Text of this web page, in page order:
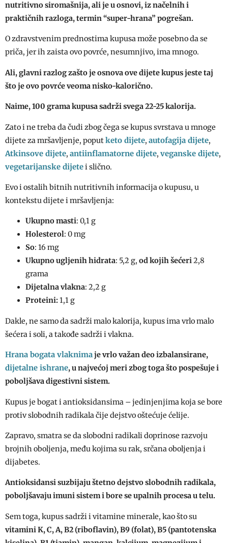
nutritivno siromašnija, ali je u osnovi, iz načelnih i
praktičnih razloga, termin “super-hrana” pogrešan.
O zdravstvenim prednostima kupusa može posebno da se
priča, jer ih zaista ovo povrće, nesumnjivo, ima mnogo.
Ali, glavni razlog zašto je osnova ove dijete kupus jeste taj
što je ovo povrće veoma nisko-kalorično.
Naime, 100 grama kupusa sadrži svega 22-25 kalorija.
Zato i ne treba da čudi zbog čega se kupus svrstava u mnoge
dijete za mršavljenje, poputketo dijete, autofagija dijete,
Atkinsove dijete, antiinflamatorne dijete, veganske dijete,
vegetarijanske dijetei slično.
Evo i ostalih bitnih nutritivnih informacija o kupusu, u
kontekstu dijete i mršavljenja:
Ukupno masti: 0,1 g
Holesterol: 0 mg
So: 16 mg
Ukupno ugljenih hidrata: 5,2 g, od kojih šećeri2,8
grama
Dijetalna vlakna: 2,2 g
Proteini:1,1 g
Dakle, ne samo da sadrži malo kalorija, kupus ima vrlo malo
šećera i soli, a takođe sadrži i vlakna.
Hrana bogata vlaknimaje vrlo važan deo izbalansirane,
dijetalne ishrane, u najvećoj meri zbog toga što pospešuje i
poboljšava digestivni sistem.
Kupus je bogat i antioksidansima – jedinjenjima koja se bore
protiv slobodnih radikala čije dejstvo oštećuje ćelije.
Zapravo, smatra se da slobodni radikali doprinose razvoju
brojnih oboljenja, među kojima su rak, srčana oboljenja i
dijabetes.
Antioksidansi suzbijaju štetno dejstvo slobodnih radikala,
poboljšavaju imuni sistem i bore se upalnih procesa u telu.
Sem toga, kupus sadrži i vitamine minerale, kao što su
vitamini K, C, A, B2 (riboflavin), B9 (folat), B5 (pantotenska